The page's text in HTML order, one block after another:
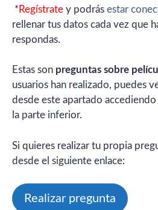
* Regístrate y podrás estar
rellenar tus datos cada vez que
respondas.
Estas son preguntas sobre
usuarios han realizado, puedes
desde este apartado accediendo
la parte inferior.
Si quieres realizar tu propia
desde el siguiente enlace:
Realizar pregunta